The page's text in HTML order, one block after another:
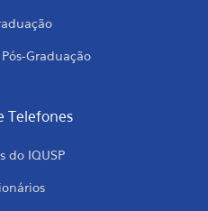
Graduação
Telefones
do IQUSP